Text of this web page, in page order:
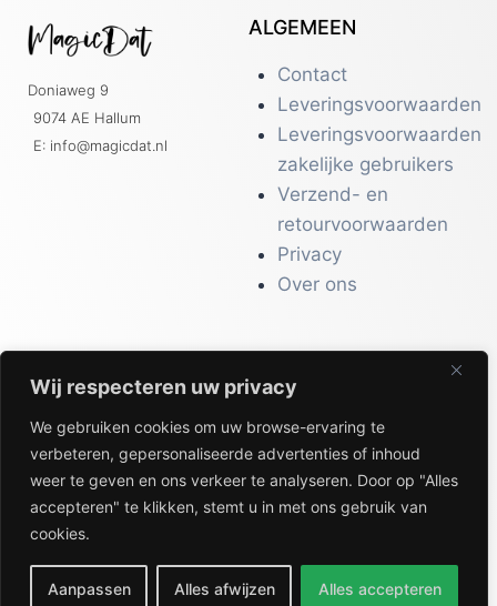
Wij respecteren uw privacy
We gebruiken cookies om uw browse-ervaring te
verbeteren, gepersonaliseerde advertenties of inhoud
weer te geven en ons verkeer te analyseren. Door op "Alles
accepteren" te klikken, stemt u in met ons gebruik van
cookies.
Aanpassen Alles afwijzen Alles accepteren
Doniaweg 9
9074 AE Hallum
E: info@magicdat.nl
ALGEMEEN
Contact
Leveringsvoorwaarden
Leveringsvoorwaarden
zakelijke gebruikers
Verzend- en
retourvoorwaarden
Privacy
Over ons
CATALOGI
Workwear &
Veiligheid
Kantoor & Receptie
Gezondheid & Beauty
Keuken & Horeca